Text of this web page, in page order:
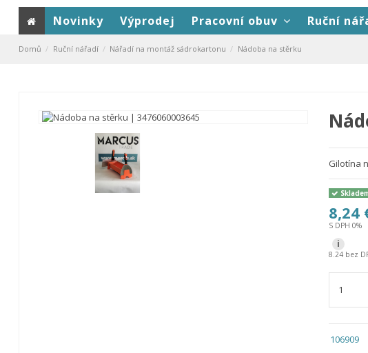
Novinky Výprodej Pracovní obuv Ruční
Domů Ruční nářadí Nářadí na montáž sádrokartonu Nádoba na stěrku
Gilotína
8,24
S DPH 0%
i
8.24 bez
106909